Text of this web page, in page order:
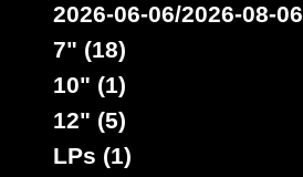
2026-06-06/2026-08-06
7" (18)
10" (1)
12" (5)
LPs (1)